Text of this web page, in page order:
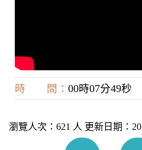
時 間： 00時07分49秒
瀏覽人次：621 人 更新日期：